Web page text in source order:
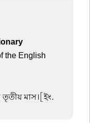
the English
তৃতীয় মাস।[ইং.